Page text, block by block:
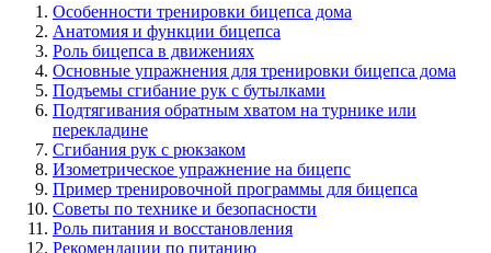
Особенности тренировки бицепса дома
Анатомия и функции бицепса
Роль бицепса в движениях
Основные упражнения для тренировки бицепса дома
Подъемы сгибание рук с бутылками
Подтягивания обратным хватом на турнике или
перекладине
Сгибания рук с рюкзаком
Изометрическое упражнение на бицепс
Пример тренировочной программы для бицепса
Советы по технике и безопасности
Роль питания и восстановления
Рекомендации по питанию